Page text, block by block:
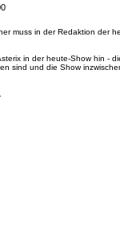
muss in der Redaktion der
in der heute-Show hin -
sind und die Show